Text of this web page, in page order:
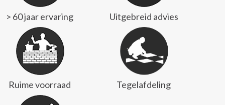
> 60 jaar ervaring Uitgebreid advies
Ruime voorraad Tegelafdeling